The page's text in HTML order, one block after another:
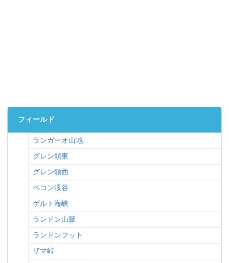
フィールド
ランガーオ山地
グレン領東
グレン領西
ベコン渓谷
ゲルト海峡
ランドン山脈
ランドンフット
ザマ峠